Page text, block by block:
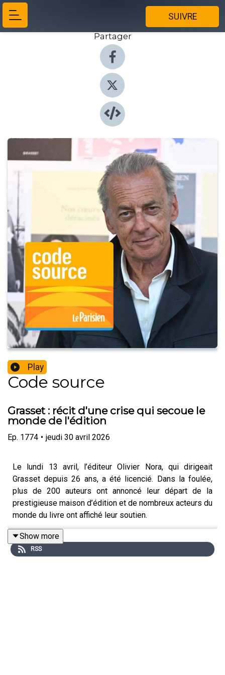
SUIVRE
Partager
Play
Code source
Grasset : récit d'une crise qui secoue le
monde de l'édition
Ep. 1774 • jeudi 30 avril 2026
Le lundi 13 avril, l’éditeur Olivier Nora, qui dirigeait
Grasset depuis 26 ans, a été licencié. Dans la foulée,
plus de 200 auteurs ont annoncé leur départ de la
prestigieuse maison d’édition et de nombreux acteurs du
monde du livre ont affiché leur soutien.
Depuis 2023, Grasset est détenue, via sa maison mère
Show more
RSS